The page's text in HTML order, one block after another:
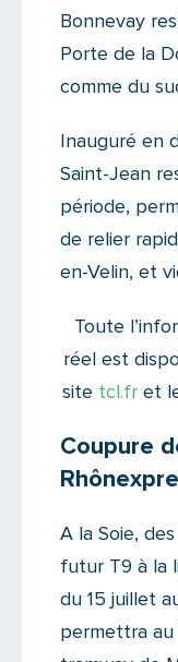
Bonnevay
Porte de la
comme du
Inauguré en
Saint-Jean
période,
de relier
en-Velin, et
Toute
réel est
site tcl.fret
Coupure
A la Soie,
futur T9 à la
du 15 juillet
permettra